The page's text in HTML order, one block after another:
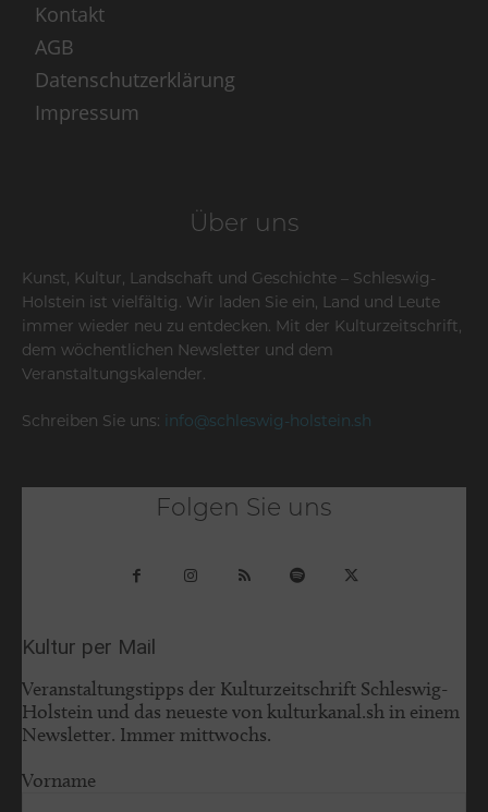
Kontakt
AGB
Datenschutzerklärung
Impressum
Über uns
Kunst, Kultur, Landschaft und Geschichte – Schleswig-
Holstein ist vielfältig. Wir laden Sie ein, Land und Leute
immer wieder neu zu entdecken. Mit der Kulturzeitschrift,
dem wöchentlichen Newsletter und dem
Veranstaltungskalender.
Schreiben Sie uns: info@schleswig-holstein.sh
Folgen Sie uns
Kultur per Mail
Veranstaltungstipps der Kulturzeitschrift Schleswig-
Holstein und das neueste von kulturkanal.sh in einem
Newsletter. Immer mittwochs.
Vorname